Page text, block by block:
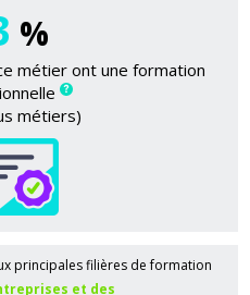
%
métier ont une formation
métiers)
principales filières de formation
et des